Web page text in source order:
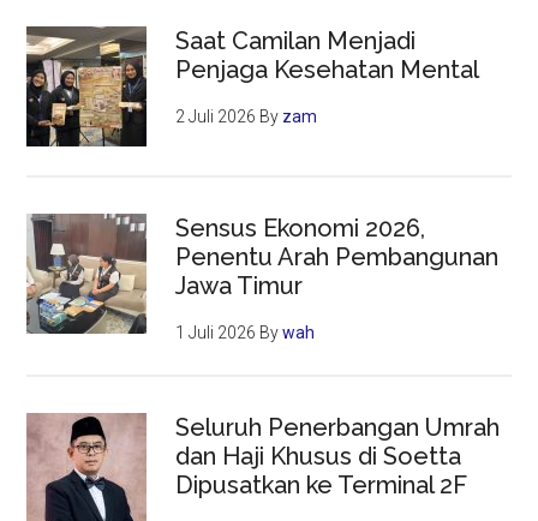
Saat Camilan Menjadi
Penjaga Kesehatan Mental
2 Juli 2026 By zam
Sensus Ekonomi 2026,
Penentu Arah Pembangunan
Jawa Timur
1 Juli 2026 Bywah
Seluruh Penerbangan Umrah
dan Haji Khusus di Soetta
Dipusatkan ke Terminal 2F